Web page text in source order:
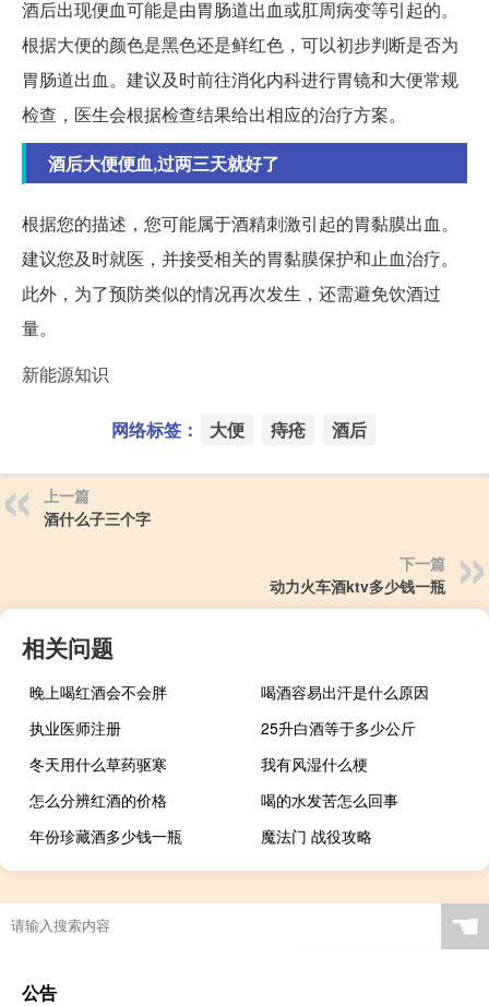
酒后出现便血可能是由胃肠道出血或肛周病变等引起的。
根据大便的颜色是黑色还是鲜红色，可以初步判断是否为
胃肠道出血。建议及时前往消化内科进行胃镜和大便常规
检查，医生会根据检查结果给出相应的治疗方案。
酒后大便便血,过两三天就好了
根据您的描述，您可能属于酒精刺激引起的胃黏膜出血。
建议您及时就医，并接受相关的胃黏膜保护和止血治疗。
此外，为了预防类似的情况再次发生，还需避免饮酒过
量。
新能源知识
网络标签： 大便 痔疮 酒后
上一篇
酒什么子三个字
下一篇
动力火车酒ktv多少钱一瓶
相关问题
晚上喝红酒会不会胖
喝酒容易出汗是什么原因
执业医师注册
25升白酒等于多少公斤
冬天用什么草药驱寒
我有风湿什么梗
怎么分辨红酒的价格
喝的水发苦怎么回事
年份珍藏酒多少钱一瓶
魔法门 战役攻略
☚
公告